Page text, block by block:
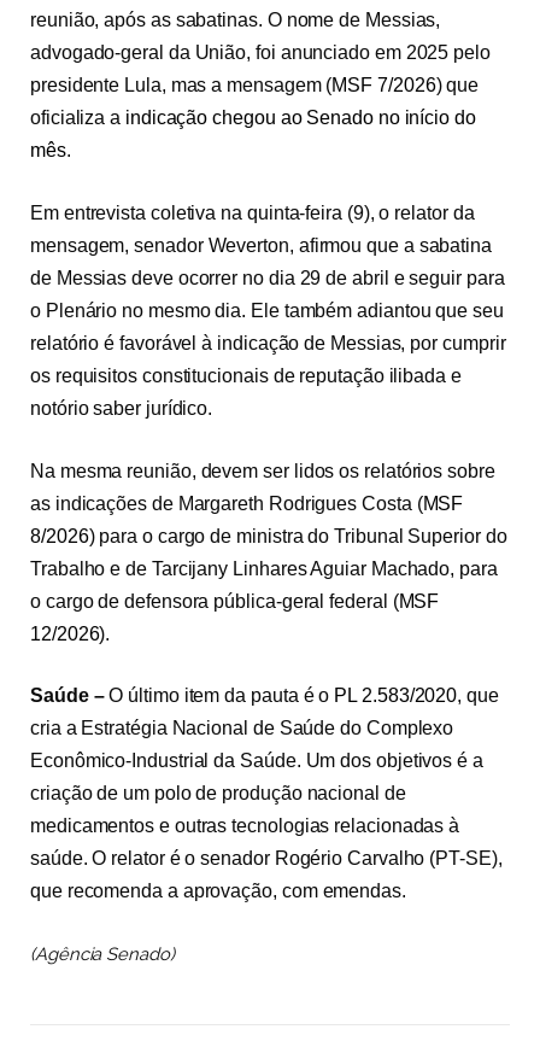
reunião, após as sabatinas. O nome de Messias,
advogado-geral da União, foi anunciado em 2025 pelo
presidente Lula, mas a mensagem (MSF 7/2026) que
oficializa a indicação chegou ao Senado no início do
mês.
Em entrevista coletiva na quinta-feira (9), o relator da
mensagem, senador Weverton, afirmou que a sabatina
de Messias deve ocorrer no dia 29 de abril e seguir para
o Plenário no mesmo dia. Ele também adiantou que seu
relatório é favorável à indicação de Messias, por cumprir
os requisitos constitucionais de reputação ilibada e
notório saber jurídico.
Na mesma reunião, devem ser lidos os relatórios sobre
as indicações de Margareth Rodrigues Costa (MSF
8/2026) para o cargo de ministra do Tribunal Superior do
Trabalho e de Tarcijany Linhares Aguiar Machado, para
o cargo de defensora pública-geral federal (MSF
12/2026).
Saúde –O último item da pauta é o PL 2.583/2020, que
cria a Estratégia Nacional de Saúde do Complexo
Econômico-Industrial da Saúde. Um dos objetivos é a
criação de um polo de produção nacional de
medicamentos e outras tecnologias relacionadas à
saúde. O relator é o senador Rogério Carvalho (PT-SE),
que recomenda a aprovação, com emendas.
(Agência Senado)